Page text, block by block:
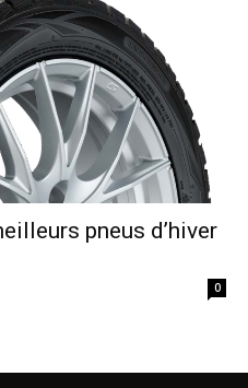
pneus d’hiver
0